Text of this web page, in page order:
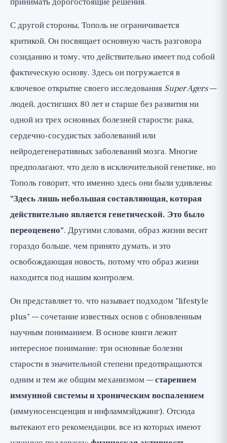
С другой стороны, Тополь не ограничивается
критикой. Он посвящает основную часть разговора
созиданию и тому, что действительно имеет под собой
фактическую основу. Здесь он погружается в
ключевое открытие своего исследования Super Agers—
людей, достигших 80 лет и старше без развития ни
одной из трех основных болезней старости: рака,
сердечно-сосудистых заболеваний или
нейродегенеративных заболеваний мозга. Многие
предполагают, что дело в исключительной генетике, но
Тополь говорит, что именно здесь они были удивлены:
"Здесь лишь небольшая составляющая, которая
действительно является генетической. Это было
переоценено". Другими словами, образ жизни весит
гораздо больше, чем принято думать, и это
освобождающая новость, потому что образ жизни
находится под нашим контролем.
Он представляет то, что называет подходом "lifestyle
plus" — сочетание известных основ с обновленным
научным пониманием. В основе книги лежит
интересное понимание: три основные болезни
старости в значительной степени предотвращаются
одним и тем же общим механизмом —старением
иммунной системы и хроническим воспалением
(иммуносенсценция и инфламмэйджинг). Отсюда
вытекают его рекомендации, все из которых имеют